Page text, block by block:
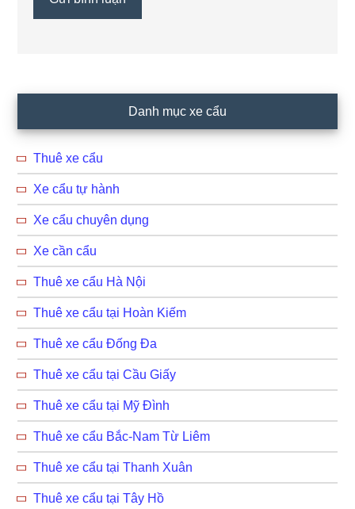
Sidebar
Danh mục xe cẩu
Thuê xe cẩu
Xe cẩu tự hành
Xe cẩu chuyên dụng
Xe cần cẩu
Thuê xe cẩu Hà Nội
Thuê xe cẩu tại Hoàn Kiếm
Thuê xe cẩu Đống Đa
Thuê xe cẩu tại Cầu Giấy
Thuê xe cẩu tại Mỹ Đình
Thuê xe cẩu Bắc-Nam Từ Liêm
Thuê xe cẩu tại Thanh Xuân
Thuê xe cẩu tại Tây Hồ